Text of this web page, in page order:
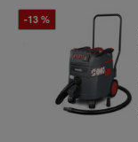
-13 %